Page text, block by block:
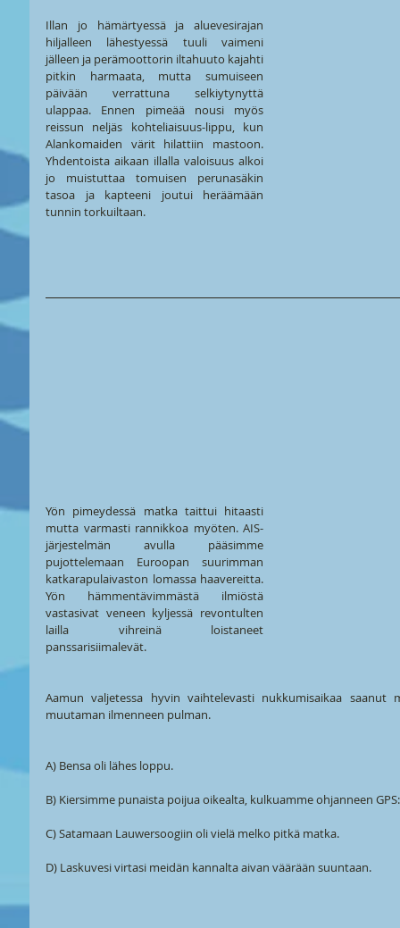
Illan jo hämärtyessä ja aluevesirajan
hiljalleen lähestyessä tuuli vaimeni
jälleen ja perämoottorin iltahuuto kajahti
pitkin harmaata, mutta sumuiseen
päivään verrattuna selkiytynyttä
ulappaa. Ennen pimeää nousi myös
reissun neljäs kohteliaisuus-lippu, kun
Alankomaiden värit hilattiin mastoon.
Yhdentoista aikaan illalla valoisuus alkoi
jo muistuttaa tomuisen perunasäkin
tasoa ja kapteeni joutui heräämään
tunnin torkuiltaan.
Yön pimeydessä matka taittui hitaasti
mutta varmasti rannikkoa myöten. AIS-
järjestelmän avulla pääsimme
pujottelemaan Euroopan suurimman
katkarapulaivaston lomassa haavereitta.
Yön hämmentävimmästä ilmiöstä
vastasivat veneen kyljessä revontulten
lailla vihreinä loistaneet
panssarisiimalevät.
Aamun valjetessa hyvin vaihtelevasti nukkumisaikaa saanut
muutaman ilmenneen pulman.
A) Bensa oli lähes loppu.
B) Kiersimme punaista poijua oikealta, kulkuamme ohjanneen
C) Satamaan Lauwersoogiin oli vielä melko pitkä matka.
D) Laskuvesi virtasi meidän kannalta aivan väärään suuntaan.